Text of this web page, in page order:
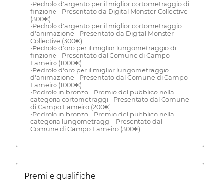
•Pedrolo d'argento per il miglior cortometraggio di
finzione - Presentato da Digital Monster Collective
(300€)
•Pedrolo d'argento per il miglior cortometraggio
d'animazione - Presentato da Digital Monster
Collective (300€)
•Pedrolo d'oro per il miglior lungometraggio di
finzione - Presentato dal Comune di Campo
Lameiro (1000€)
•Pedrolo d'oro per il miglior lungometraggio
d'animazione - Presentato dal Comune di Campo
Lameiro (1000€)
•Pedrolo in bronzo - Premio del pubblico nella
categoria cortometraggi - Presentato dal Comune
di Campo Lameiro (200€)
•Pedrolo in bronzo - Premio del pubblico nella
categoria lungometraggi - Presentato dal
Comune di Campo Lameiro (300€)
Premi e qualifiche